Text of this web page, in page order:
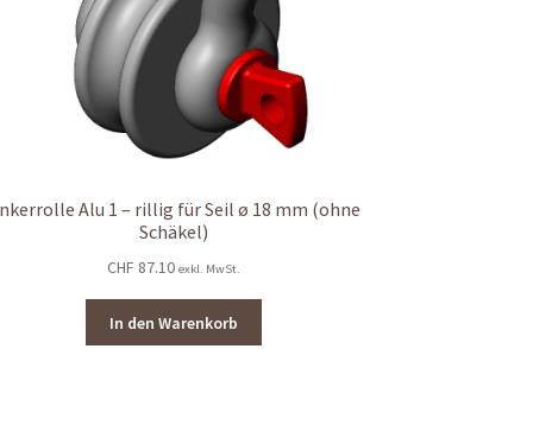
Alu 1 – rillig für Seil ø 18 mm (ohne
Schäkel)
CHF 87.10 exkl. MwSt.
In den Warenkorb